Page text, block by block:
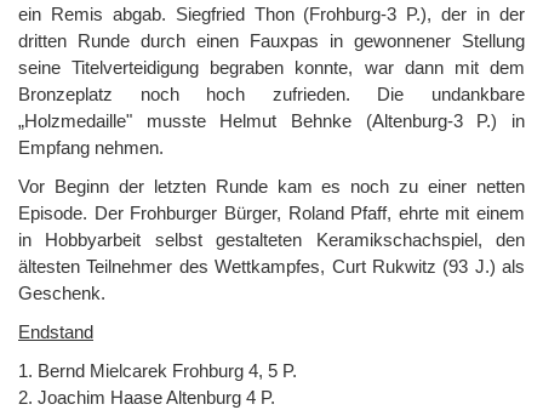
ein Remis abgab. Siegfried Thon (Frohburg-3 P.), der in der
dritten Runde durch einen Fauxpas in gewonnener Stellung
seine Titelverteidigung begraben konnte, war dann mit dem
Bronzeplatz noch hoch zufrieden. Die undankbare
„Holzmedaille" musste Helmut Behnke (Altenburg-3 P.) in
Empfang nehmen.
Vor Beginn der letzten Runde kam es noch zu einer netten
Episode. Der Frohburger Bürger, Roland Pfaff, ehrte mit einem
in Hobbyarbeit selbst gestalteten Keramikschachspiel, den
ältesten Teilnehmer des Wettkampfes, Curt Rukwitz (93 J.) als
Geschenk.
Endstand
1. Bernd Mielcarek Frohburg 4, 5 P.
2. Joachim Haase Altenburg 4 P.